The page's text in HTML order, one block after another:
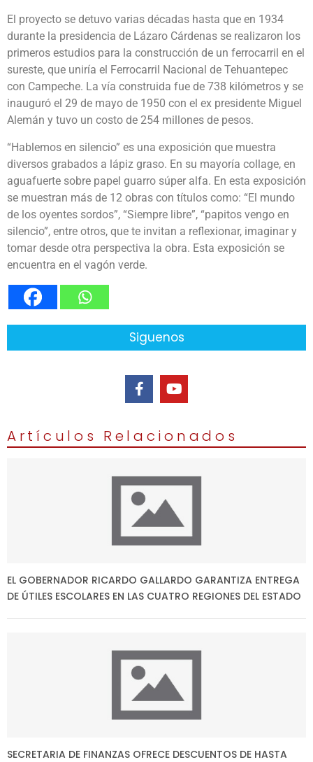
El proyecto se detuvo varias décadas hasta que en 1934
durante la presidencia de Lázaro Cárdenas se realizaron los
primeros estudios para la construcción de un ferrocarril en el
sureste, que uniría el Ferrocarril Nacional de Tehuantepec
con Campeche. La vía construida fue de 738 kilómetros y se
inauguró el 29 de mayo de 1950 con el ex presidente Miguel
Alemán y tuvo un costo de 254 millones de pesos.
“Hablemos en silencio” es una exposición que muestra
diversos grabados a lápiz graso. En su mayoría collage, en
aguafuerte sobre papel guarro súper alfa. En esta exposición
se muestran más de 12 obras con títulos como: “El mundo
de los oyentes sordos”, “Siempre libre”, “papitos vengo en
silencio”, entre otros, que te invitan a reflexionar, imaginar y
tomar desde otra perspectiva la obra. Esta exposición se
encuentra en el vagón verde.
Siguenos
Artículos Relacionados
EL GOBERNADOR RICARDO GALLARDO GARANTIZA ENTREGA
DE ÚTILES ESCOLARES EN LAS CUATRO REGIONES DEL ESTADO
SECRETARIA DE FINANZAS OFRECE DESCUENTOS DE HASTA